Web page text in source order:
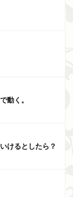
動く。
けるとしたら？